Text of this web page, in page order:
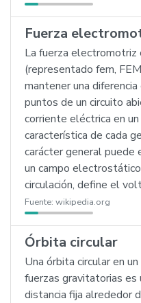
Fuerza
La fuerza electromotriz
(representado fem,
mantener una
puntos de un circuito
corriente eléctrica en
característica de cada
carácter general puede
un campo
circulación, define el
Fuente: wikipedia.org
Órbita circular
Una órbita circular en
fuerzas gravitatorias es
distancia fija alrededor